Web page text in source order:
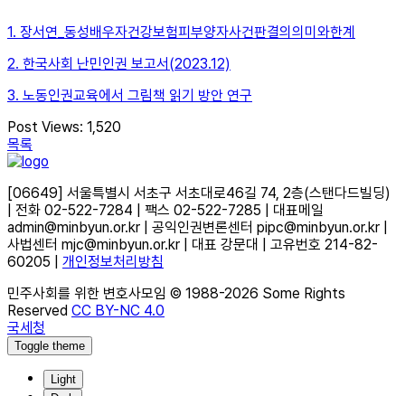
1. 장서연_동성배우자건강보험피부양자사건판결의의미와한계
2. 한국사회 난민인권 보고서(2023.12)
3. 노동인권교육에서 그림책 읽기 방안 연구
Post Views: 1,520
목록
[06649] 서울특별시 서초구 서초대로46길 74, 2층(스탠다드빌딩)
| 전화 02-522-7284 | 팩스 02-522-7285 | 대표메일
admin@minbyun.or.kr | 공익인권변론센터 pipc@minbyun.or.kr |
사법센터 mjc@minbyun.or.kr | 대표 강문대 | 고유번호 214-82-
60205 | 개인정보처리방침
민주사회를 위한 변호사모임 © 1988-2026 Some Rights
Reserved CC BY-NC 4.0
국세청
Toggle theme
Light